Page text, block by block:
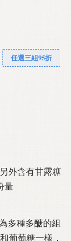
任選三組95折
外含有甘露糖
量
多種多醣的組
葡萄糖一樣，